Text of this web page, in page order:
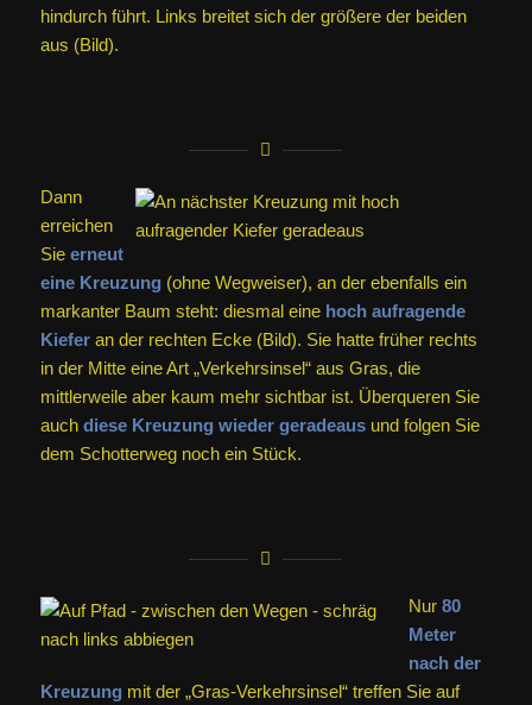
hindurch führt. Links breitet sich der größere der beiden
aus (Bild).
Dann
erreichen
Sieerneut
eine Kreuzung (ohne Wegweiser), an der ebenfalls ein
markanter Baum steht: diesmal eine hoch aufragende
Kieferan der rechten Ecke (Bild). Sie hatte früher rechts
in der Mitte eine Art „Verkehrsinsel“ aus Gras, die
mittlerweile aber kaum mehr sichtbar ist. Überqueren Sie
auch diese Kreuzung wieder geradeausund folgen Sie
dem Schotterweg noch ein Stück.
Nur 80
Meter
nach der
Kreuzung mit der „Gras-Verkehrsinsel“ treffen Sie auf